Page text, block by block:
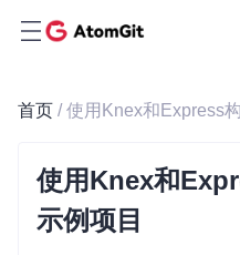
首页 / 使用Knex和Express
使用Knex和
示例项目